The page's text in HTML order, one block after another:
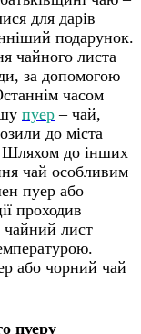
для дарів
подарунок.
чайного листа
за допомогою
часом
пуер – чай,
до міста
Шляхом до інших
чай особливим
пуер або
проходив
чайний лист
або чорний чай
пуеру